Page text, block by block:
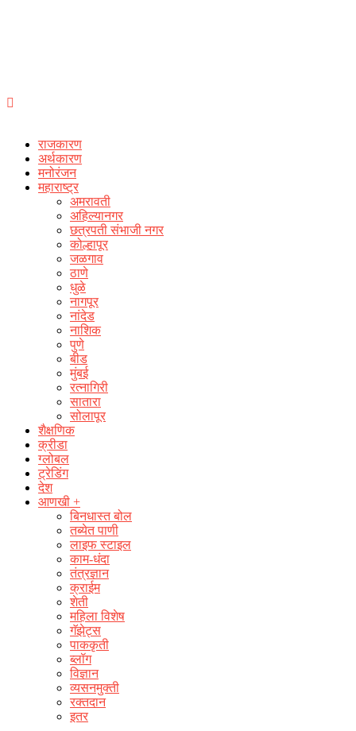
राजकारण
अर्थकारण
मनोरंजन
महाराष्ट्र
अमरावती
अहिल्यानगर
छत्रपती संभाजी नगर
कोल्हापूर
जळगाव
ठाणे
धुळे
नागपूर
नांदेड
नाशिक
पुणे
बीड
मुंबई
रत्नागिरी
सातारा
सोलापूर
शैक्षणिक
क्रीडा
ग्लोबल
ट्रेडिंग
देश
आणखी +
बिनधास्त बोल
तब्येत पाणी
लाइफ स्टाइल
काम-धंदा
तंत्रज्ञान
क्राईम
शेती
महिला विशेष
गॅझेट्स
पाककृती
ब्लॉग
विज्ञान
व्यसनमुक्ती
रक्‍तदान
इतर